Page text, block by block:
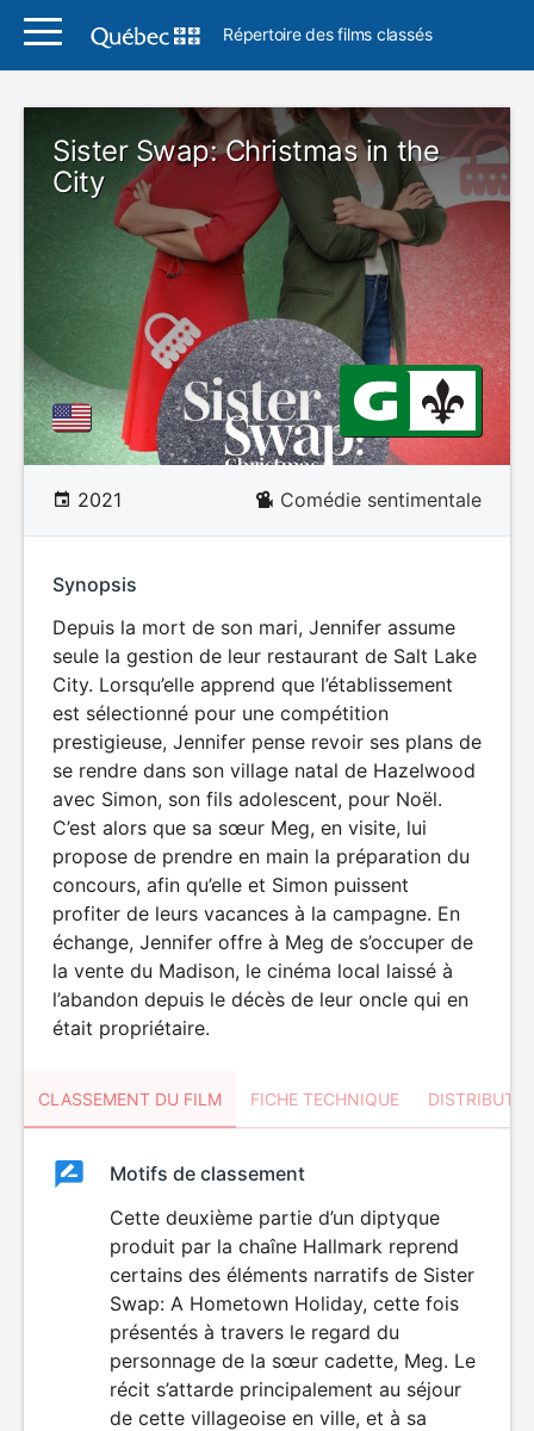
Répertoire des films classés
Sister Swap: Christmas in the
City
2021 Comédie sentimentale
Synopsis
Depuis la mort de son mari, Jennifer assume
seule la gestion de leur restaurant de Salt Lake
City. Lorsqu’elle apprend que l’établissement
est sélectionné pour une compétition
prestigieuse, Jennifer pense revoir ses plans de
se rendre dans son village natal de Hazelwood
avec Simon, son fils adolescent, pour Noël.
C’est alors que sa sœur Meg, en visite, lui
propose de prendre en main la préparation du
concours, afin qu’elle et Simon puissent
profiter de leurs vacances à la campagne. En
échange, Jennifer offre à Meg de s’occuper de
la vente du Madison, le cinéma local laissé à
l’abandon depuis le décès de leur oncle qui en
était propriétaire.
CLASSEMENT DU FILM FICHE TECHNIQUE
ClassementClassement
Motifs de classement
Cette deuxième partie d’un diptyque
produit par la chaîne Hallmark reprend
certains des éléments narratifs de Sister
Swap: A Hometown Holiday, cette fois
présentés à travers le regard du
personnage de la sœur cadette, Meg. Le
récit s’attarde principalement au séjour
de cette villageoise en ville, et à sa